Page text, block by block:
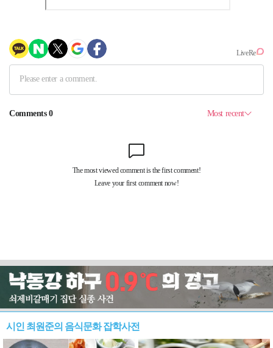
시인 최원준의 음식문화 잡학사전